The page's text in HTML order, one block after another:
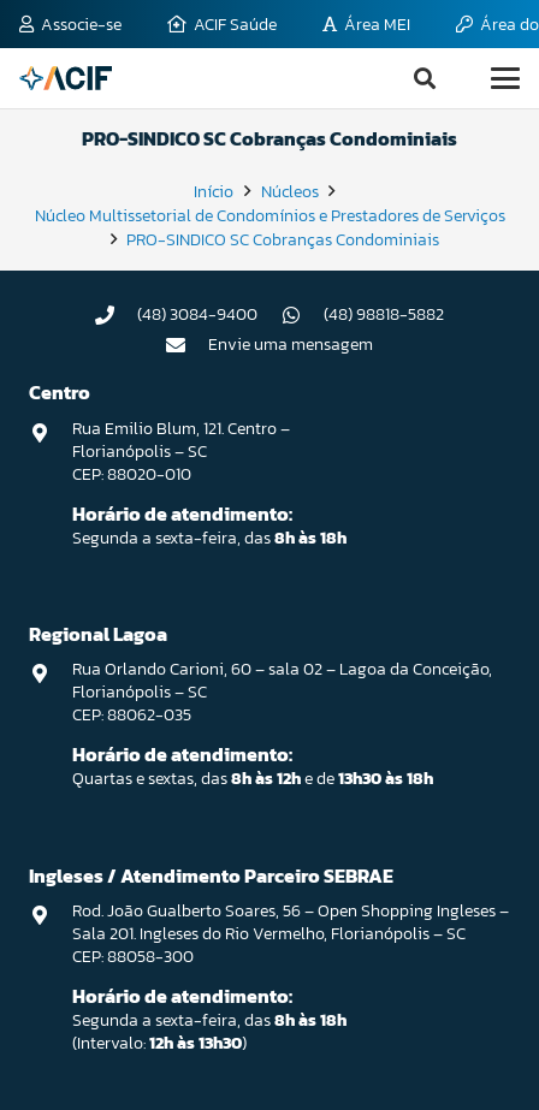
Associe-se ACIF Saúde Área MEI Área
PRO-SINDICO SC Cobranças Condominiais
Início
Núcleos
Núcleo Multissetorial de Condomínios e Prestadores de Serviços
PRO-SINDICO SC Cobranças Condominiais
(48) 3084-9400
(48) 98818-5882
Envie uma mensagem
Centro
Rua Emilio Blum, 121. Centro –
Florianópolis – SC
CEP: 88020-010
Horário de atendimento:
Segunda a sexta-feira, das8h às 18h
Regional Lagoa
Rua Orlando Carioni, 60 – sala 02 – Lagoa da Conceição,
Florianópolis – SC
CEP: 88062-035
Horário de atendimento:
Quartas e sextas, das8h às 12he de13h30 às 18h
Ingleses / Atendimento Parceiro SEBRAE
Rod. João Gualberto Soares, 56 – Open Shopping Ingleses –
Sala 201. Ingleses do Rio Vermelho, Florianópolis – SC
CEP: 88058-300
Horário de atendimento:
Segunda a sexta-feira, das8h às 18h
(Intervalo:12h às 13h30)